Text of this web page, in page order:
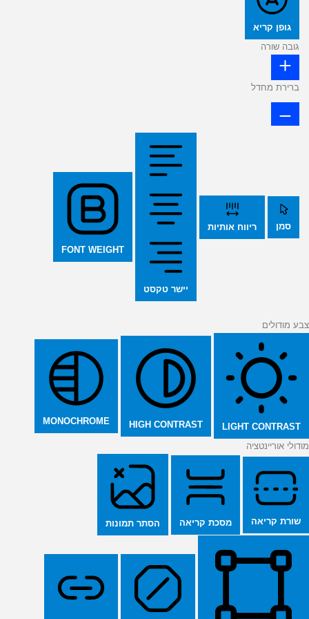
גופן קריא
גובה שורה
ברירת מחדל
סמן ריווח אותיות
יישר טקסט
FONT WEIGHT
צבע מודולים
LIGHT CONTRAST
HIGH CONTRAST
MONOCHROME
מודולי אוריינטציה
שורת קריאה מסכת קריאה הסתר תמונות